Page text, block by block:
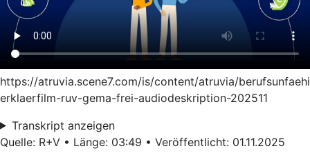
https://atruvia.scene7.com/is/content/atruvia/
erklaerfilm-ruv-gema-frei-audiodeskription-202511
Transkript anzeigen
Quelle: R+V • Länge: 03:49 • Veröffentlicht: 01.11.2025